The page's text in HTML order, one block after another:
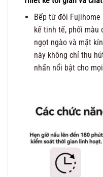
Bếp từ đôi
kế tinh tế, phối màu
ngọt ngào và mặt
này không chỉ thu
nhấn nổi bật cho